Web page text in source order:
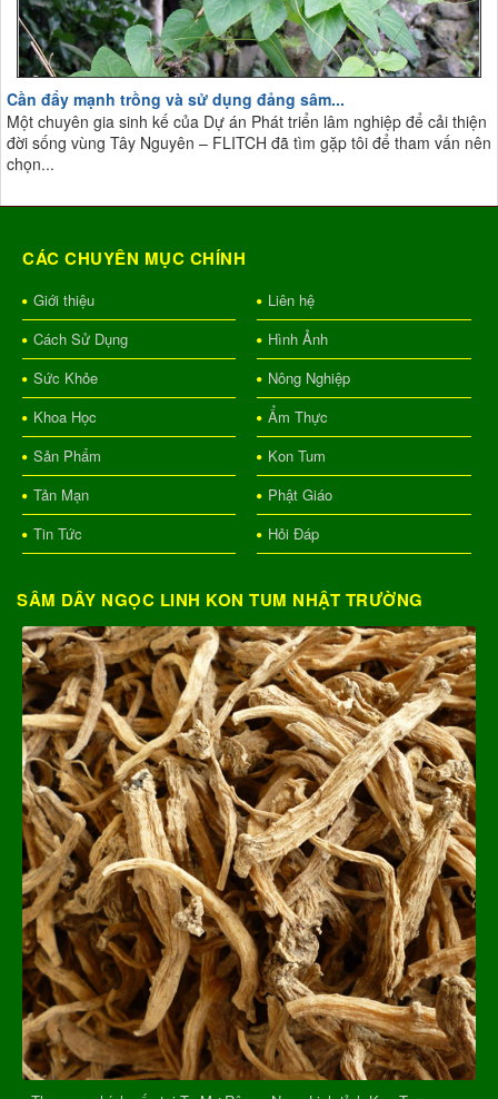
Cần đẩy mạnh trồng và sử dụng đảng sâm...
Một chuyên gia sinh kế của Dự án Phát triển lâm nghiệp để cải thiện
đời sống vùng Tây Nguyên – FLITCH đã tìm gặp tôi để tham vấn nên
chọn...
CÁC CHUYÊN MỤC CHÍNH
Giới thiệu
Liên hệ
Cách Sử Dụng
Hình Ảnh
Sức Khỏe
Nông Nghiệp
Khoa Học
Ẩm Thực
Sản Phẩm
Kon Tum
Tản Mạn
Phật Giáo
Tin Tức
Hỏi Đáp
SÂM DÂY NGỌC LINH KON TUM NHẬT TRƯỜNG